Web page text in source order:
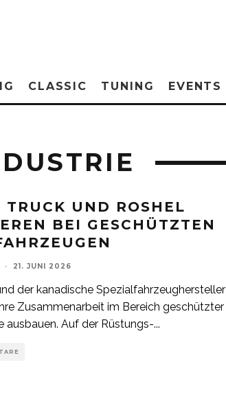
CLASSIC TUNING EVENTS
TRUCK UND ROSHEL
BEI GESCHÜTZTEN
· 21. JUNI 2026
der kanadische Spezialfahrzeughersteller
Zusammenarbeit im Bereich geschützter
ausbauen. Auf der Rüstungs-...